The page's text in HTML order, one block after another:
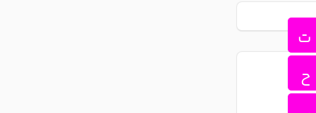
ت
ح